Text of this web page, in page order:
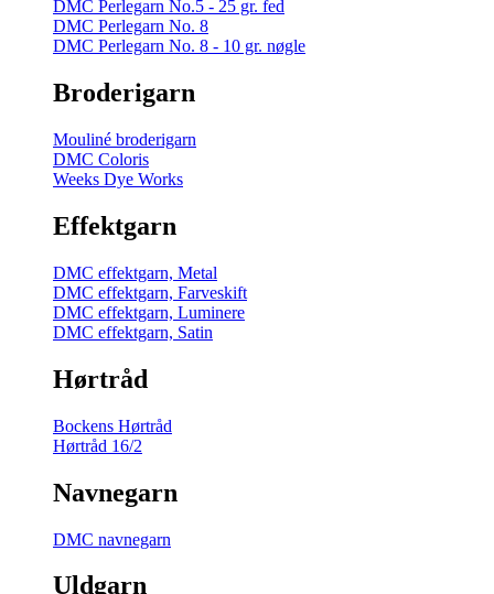
DMC Perlegarn No.5 - 25 gr. fed
DMC Perlegarn No. 8
DMC Perlegarn No. 8 - 10 gr. nøgle
Broderigarn
Mouliné broderigarn
DMC Coloris
Weeks Dye Works
Effektgarn
DMC effektgarn, Metal
DMC effektgarn, Farveskift
DMC effektgarn, Luminere
DMC effektgarn, Satin
Hørtråd
Bockens Hørtråd
Hørtråd 16/2
Navnegarn
DMC navnegarn
Uldgarn